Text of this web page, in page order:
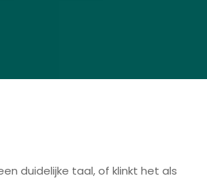
duidelijke taal, of klinkt het als